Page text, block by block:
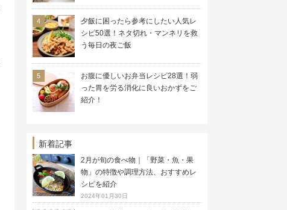
夕飯に困ったら参考にしたい人気レ
シピ50選！ネタ切れ・マンネリを救
う毎日の夜ご飯
お腹に優しいお弁当レシピ28選！弱
った胃を労る消化に良いおかずをご
紹介！
新着記事
2月が旬の食べ物｜「野菜・魚・果
物」の特徴や調理方法、おすすめレ
シピを紹介
2024年01月30日